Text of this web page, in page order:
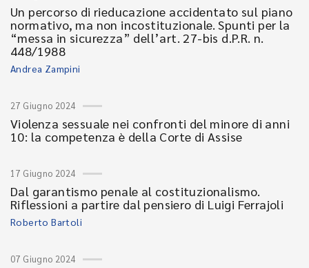
Un percorso di rieducazione accidentato sul piano
normativo, ma non incostituzionale. Spunti per la
“messa in sicurezza” dell’art. 27-bis d.P.R. n.
448/1988
Andrea Zampini
27 Giugno 2024
Violenza sessuale nei confronti del minore di anni
10: la competenza è della Corte di Assise
17 Giugno 2024
Dal garantismo penale al costituzionalismo.
Riflessioni a partire dal pensiero di Luigi Ferrajoli
Roberto Bartoli
07 Giugno 2024